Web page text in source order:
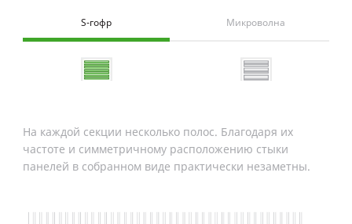
S-гофр Микроволна
На каждой секции несколько полос. Благодаря их
частоте и симметричному расположению стыки
панелей в собранном виде практически незаметны.